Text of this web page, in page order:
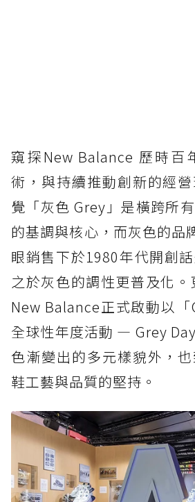
窺探New Balance 歷時百
術，與持續推動創新的經
覺「灰色 Grey」是橫跨所
的基調與核心，而灰色的品
眼銷售下於1980年代開創
之於灰色的調性更普及化。
New Balance正式啟動以
全球性年度活動 — Grey
色漸變出的多元樣貌外，
鞋工藝與品質的堅持。